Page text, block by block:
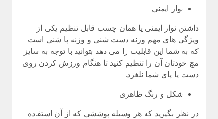
نوار ایمنی
داشتن نوار ایمنی یا همان چسب قابل تنظیم یکی از
ویژگی های مهم وزنه دست شنی و وزنه پا شنی است
که به شما این قابلیت را می دهد بتوانید با توجه به سایز
مچ خودتان آن را تنظیم کنید تا هنگام ورزش کردن روی
دست یا پای شما نلغزد.
شکل و رنگ ظاهری
در نظر بگیرید که هر وسیله پوششی که از آن استفاده